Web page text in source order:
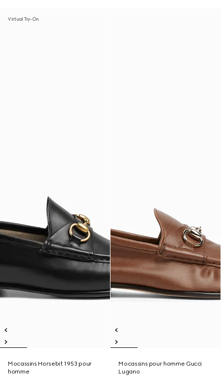
Virtual Try-On
Mocassins Horsebit 1953 pour
homme
Mocassins pour homme Gucci
Lugano